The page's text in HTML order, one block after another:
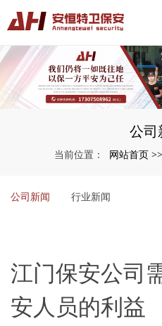
公司
当前位置： 网站首页 >>
公司新闻 行业新闻
江门保安公司
安人员的利益